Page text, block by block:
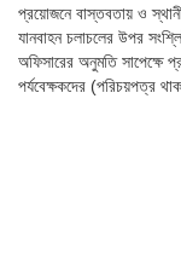
প্রয়োজনে বাস্তবতায় ও
যানবাহন চলাচলের উপর
অফিসারের অনুমতি সাপেক্ষে
পর্যবেক্ষকদের (পরিচয়পত্র